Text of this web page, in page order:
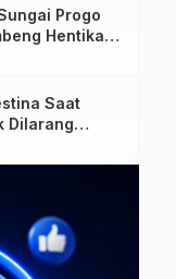
Progo
Hentikan
Saat
Dilarang